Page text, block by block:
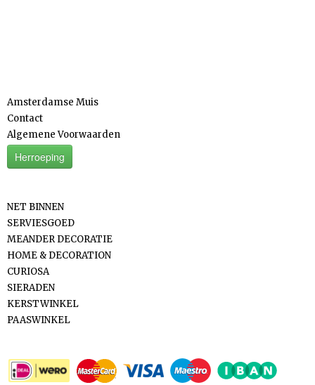
Amsterdamse Muis
Contact
Algemene Voorwaarden
Herroeping
NET BINNEN
SERVIESGOED
MEANDER DECORATIE
HOME & DECORATION
CURIOSA
SIERADEN
KERSTWINKEL
PAASWINKEL